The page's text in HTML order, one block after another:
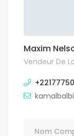
Maxim
Vendeur De